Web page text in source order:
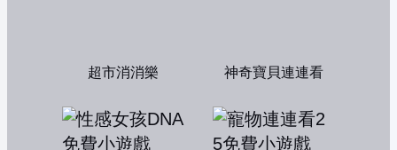
超市消消樂 神奇寶貝連連看